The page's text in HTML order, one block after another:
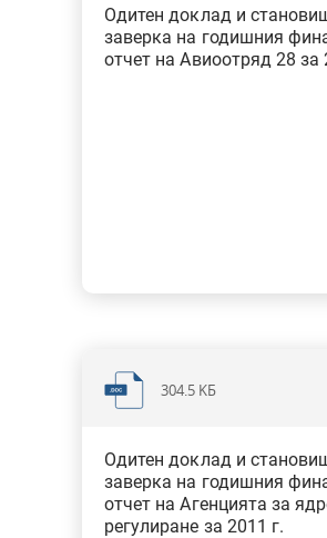
Финансови одити на ГФО за 2019 г. -
Одитен доклад и
заверка на годишния
отчет на Авиоотряд 28 за
304.5 KБ
Одитен доклад и
заверка на годишния
отчет на Агенцията за
регулиране за 2011 г.